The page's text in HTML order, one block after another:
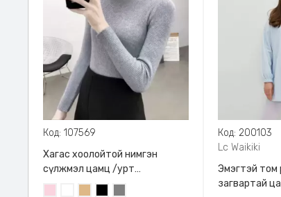
Код: 107569
Хагас хоолойтой нимгэн
сүлжмэл цамц /урт
ханцуйтай/
Код: 200103
Lc Waikiki
Эмэгтэй том
загвартай